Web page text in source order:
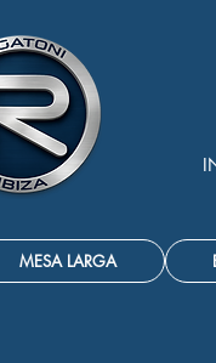
MESA LARGA